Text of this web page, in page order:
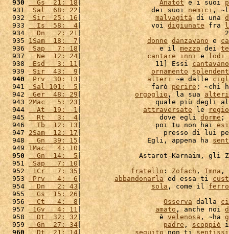
  930
  Gs  21: 18
| Anatot e i suoi
  931
Sal  68: 22 |                 dei suoi nemici,
  932
Sir  25: 16| malvagità di una
  933
  Is  58:  4
|                 voi digiunate fra
  934
  Dn   2: 21
|
  935
1Sam  18:  7 | donne danzavano e
  936
Sap   7: 18 |                   e il mezzo dei
  937
  Ne  12: 24
| cantare inni e lodi
  938
Esd   3: 11 |                  11] Essi cantavano
  939
Sir  43:  9 | ornamento
  940
Prv  30: 13 | alteri ~e dalle
  941
Sal 101:  5|                 farò perire ; ~chi
  942
Ger  48: 29 | orgoglio , la sua
  943
2Mac   5: 23|                  quale più degli
  944
  At  19:  1
| attraversate le
  945
  Rt   3:  4
|                   dove egli dorme ;
  946
  Tb  12: 13
|                  poi tu non hai
  947
2Sam  12: 17 |                    presso di lui
  948
  Gn  39: 15
|                Egli, appena ha
  949
1Mac   4: 10|
  950
  Gn  14:  5
|              Astarot-Karnaim, gli
  951
Sap   7: 10 |
  952
1Cr   7: 35 | fratello: Zofach , Imna,
  953
Prv   4:  6 | abbandonarla ed essa ti
  954
  Dn   2: 43
| sola , come il ferro
  955
  Gs  15: 26
|
  956
  Ct   4:  8
| Osserva dalla
  957
1Gv   4: 11 | amato, anche noi
  958
  Dt  32: 32
|                   è velenosa , ~ha
  959
  Gn  27: 34
| padre , scoppiò
  960
  Dt  21: 14
| seguito non ti sentissi